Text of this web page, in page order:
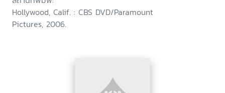
Hollywood, Calif. : CBS DVD/Paramount
Pictures, 2006.